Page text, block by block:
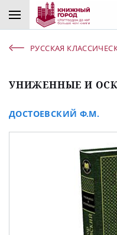
РУССКАЯ
УНИЖЕННЫЕ И
ДОСТОЕВСКИЙ Ф.М.